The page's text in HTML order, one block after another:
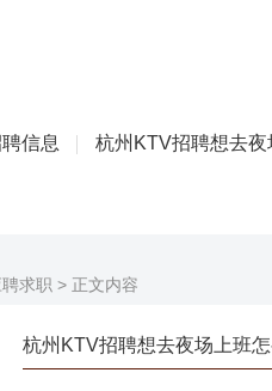
信息 杭州KTV招聘想去
求职 > 正文内容
杭州KTV招聘想去夜场上班